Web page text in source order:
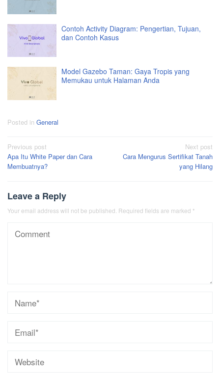
Contoh Activity Diagram: Pengertian, Tujuan,
dan Contoh Kasus
Model Gazebo Taman: Gaya Tropis yang
Memukau untuk Halaman Anda
Posted in General
Post
navigation
Previous post
Apa Itu White Paper dan Cara
Membuatnya?
Next post
Cara Mengurus Sertifikat Tanah
yang Hilang
Leave a Reply
Your email address will not be published. Required fields are marked *